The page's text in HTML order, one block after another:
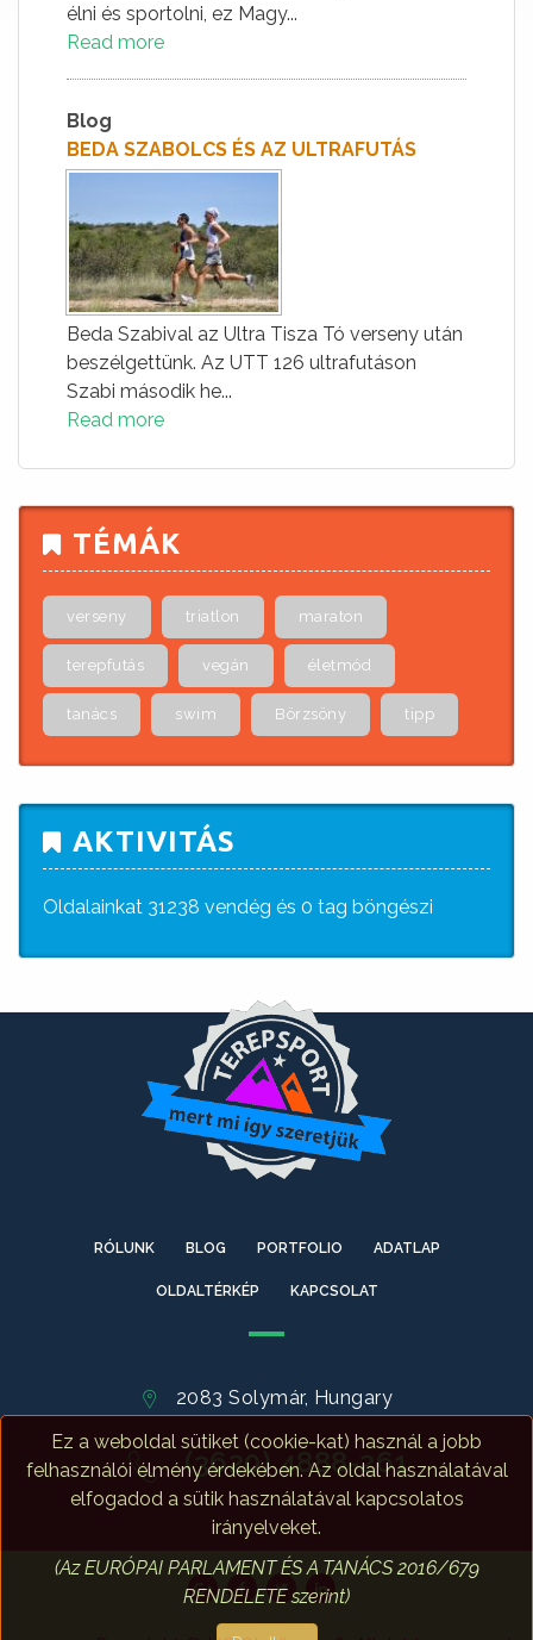
élni és sportolni, ez Magy...
Read more
Blog
BEDA SZABOLCS ÉS AZ ULTRAFUTÁS
Beda Szabival az Ultra Tisza Tó verseny után
beszélgettünk. Az UTT 126 ultrafutáson
Szabi második he...
Read more
TÉMÁK
verseny triatlon maraton
terepfutás vegán életmód
tanács swim Börzsöny tipp
AKTIVITÁS
Oldalainkat 31238 vendég és 0 tag böngészi
RÓLUNK BLOG PORTFOLIO ADATLAP
OLDALTÉRKÉP KAPCSOLAT
2083 Solymár, Hungary
(3620) 4888-261
Ez a weboldal sütiket (cookie-kat) használ a jobb
felhasználói élmény érdekében. Az oldal használatával
elfogadod a sütik használatával kapcsolatos
irányelveket.
(Az EURÓPAI PARLAMENT ÉS A TANÁCS 2016/679
RENDELETE szerint)